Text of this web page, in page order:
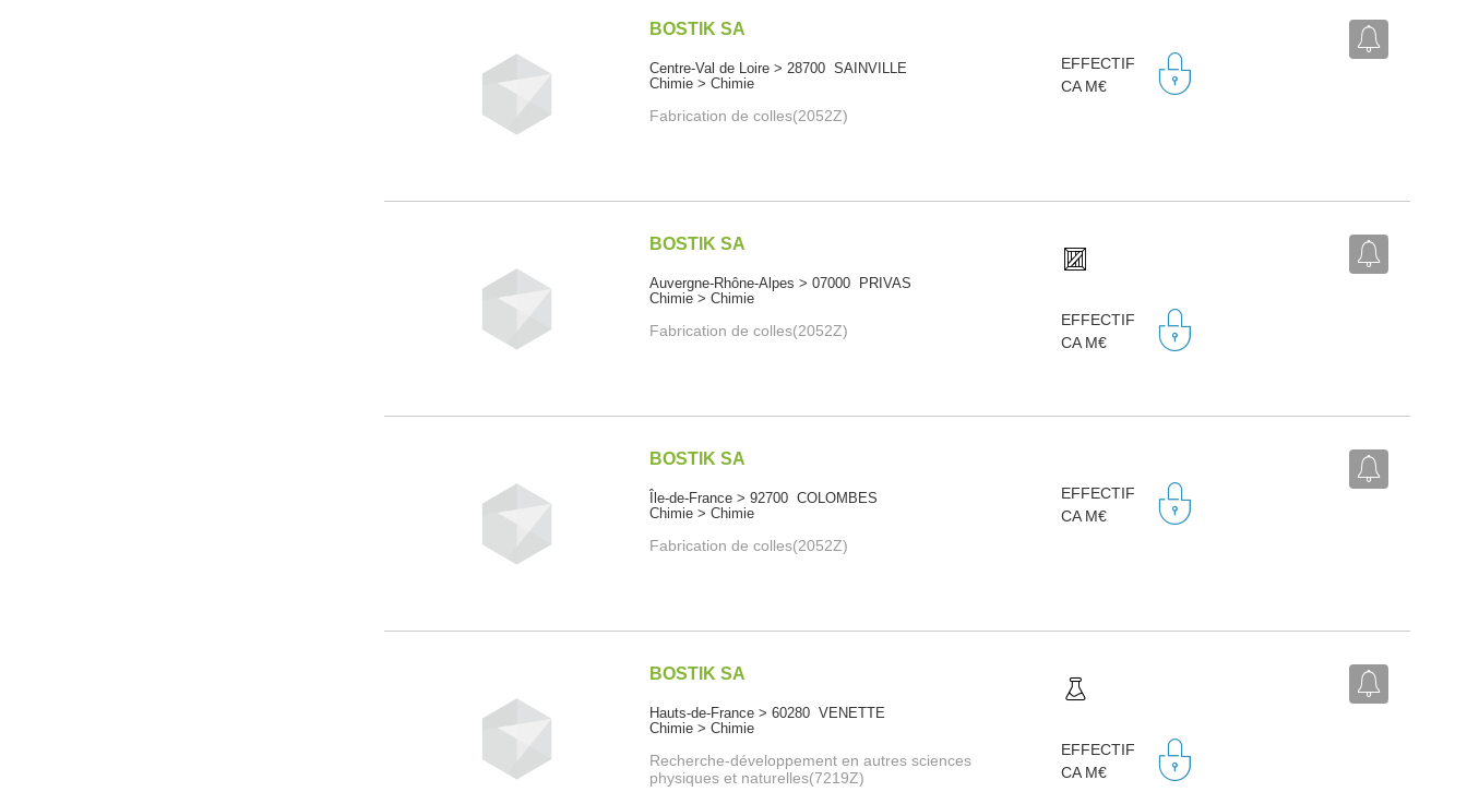
BOSTIK SA
Centre-Val de Loire > 28700 SAINVILLE
Chimie > Chimie
Fabrication de colles(2052Z)
EFFECTIF
CA M€
BOSTIK SA
Auvergne-Rhône-Alpes > 07000 PRIVAS
Chimie > Chimie
Fabrication de colles(2052Z)
EFFECTIF
CA M€
BOSTIK SA
Île-de-France > 92700 COLOMBES
Chimie > Chimie
Fabrication de colles(2052Z)
EFFECTIF
CA M€
BOSTIK SA
Hauts-de-France > 60280 VENETTE
Chimie > Chimie
Recherche-développement en autres sciences
physiques et naturelles(7219Z)
EFFECTIF
CA M€